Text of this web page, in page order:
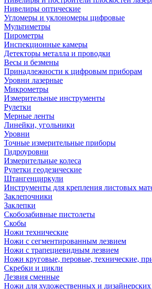
Нивелиры оптические
Угломеры и уклономеры цифровые
Мультиметры
Пирометры
Инспекционные камеры
Детекторы металла и проводки
Весы и безмены
Принадлежности к цифровым приборам
Уровни лазерные
Микрометры
Измерительные инструменты
Рулетки
Мерные ленты
Линейки, угольники
Уровни
Точные измерительные приборы
Гидроуровни
Измерительные колеса
Рулетки геодезические
Штангенциркули
Инструменты для крепления листовых
Заклепочники
Заклепки
Скобозабивные пистолеты
Скобы
Ножи технические
Ножи с сегментированным лезвием
Ножи с трапециевидным лезвием
Ножи круговые, перовые, технические,
Скребки и цикли
Лезвия сменные
Ножи для художественных и дизайнерских